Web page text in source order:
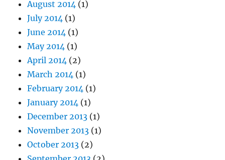
August 2014 (1)
July 2014 (1)
June 2014 (1)
May 2014 (1)
April 2014 (2)
March 2014 (1)
February 2014 (1)
January 2014 (1)
December 2013 (1)
November 2013 (1)
October 2013 (2)